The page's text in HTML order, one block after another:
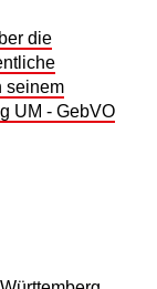
die
seinem
UM - GebVO